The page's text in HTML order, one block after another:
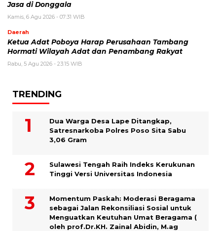
Jasa di Donggala
Kamis, 6 Agu 2026 - 07:31 WIB
Daerah
Ketua Adat Poboya Harap Perusahaan Tambang
Hormati Wilayah Adat dan Penambang Rakyat
Rabu, 5 Agu 2026 - 23:15 WIB
TRENDING
Dua Warga Desa Lape Ditangkap,
Satresnarkoba Polres Poso Sita Sabu
3,06 Gram
Sulawesi Tengah Raih Indeks Kerukunan
Tinggi Versi Universitas Indonesia
Momentum Paskah: Moderasi Beragama
sebagai Jalan Rekonsiliasi Sosial untuk
Menguatkan Keutuhan Umat Beragama (
oleh prof.Dr.KH. Zainal Abidin, M.ag